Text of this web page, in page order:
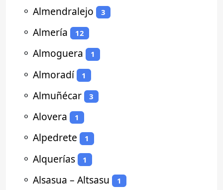
⚬ Almendralejo 3
⚬ Almería 12
⚬ Almoguera 1
⚬ Almoradí 1
⚬ Almuñécar 3
⚬ Alovera 1
⚬ Alpedrete 1
⚬ Alquerías 1
⚬ Alsasua – Altsasu 1